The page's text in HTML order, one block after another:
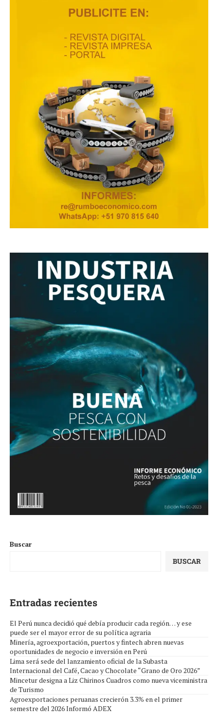
Buscar
BUSCAR
Entradas recientes
El Perú nunca decidió qué debía producir cada región… y ese
puede ser el mayor error de su política agraria
Minería, agroexportación, puertos y fintech abren nuevas
oportunidades de negocio e inversión en Perú
Lima será sede del lanzamiento oficial de la Subasta
Internacional del Café, Cacao y Chocolate “Grano de Oro 2026”
Mincetur designa a Liz Chirinos Cuadros como nueva viceministra
de Turismo
Agroexportaciones peruanas crecierón 3.3% en el primer
semestre del 2026 Informó ADEX